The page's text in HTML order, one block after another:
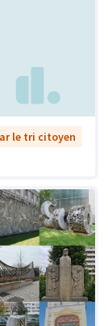
le tri citoyen